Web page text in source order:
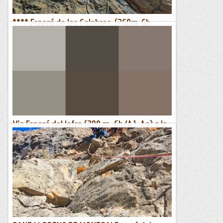
**** Esperó de les Colobres, (260m, 6b,
argument és un regal. Àger està de moda, en un panorama...
Via Esperó del Jofre (200 m. 6b/A1-Ae) a la
Paret de l'Eclipsi (Montserrat)
La Paret de l'Eclipsi és una extensa muralla d'un marcat
caràcter aventurer situada de ple en el salvatge vessant nord
de la regió dels Ecos. Poques rutes la recorren, i...
Classic climber